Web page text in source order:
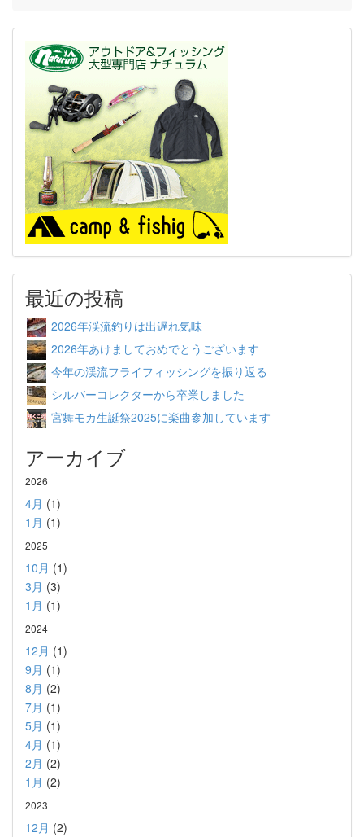
最近の投稿
2026年渓流釣りは出遅れ気味
2026年あけましておめでとうございます
今年の渓流フライフィッシングを振り返る
シルバーコレクターから卒業しました
宮舞モカ生誕祭2025に楽曲参加しています
アーカイブ
2026
4月 (1)
1月 (1)
2025
10月 (1)
3月 (3)
1月 (1)
2024
12月 (1)
9月 (1)
8月 (2)
7月 (1)
5月 (1)
4月 (1)
2月 (2)
1月 (2)
2023
12月 (2)